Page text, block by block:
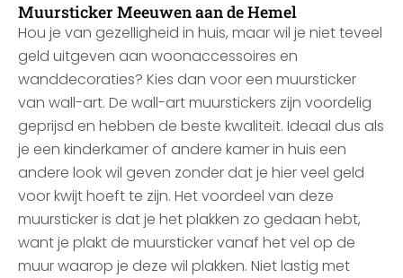
Muursticker Meeuwen aan de Hemel
Hou je van gezelligheid in huis, maar wil je niet teveel
geld uitgeven aan woonaccessoires en
wanddecoraties? Kies dan voor een muursticker
van wall-art. De wall-art muurstickers zijn voordelig
geprijsd en hebben de beste kwaliteit. Ideaal dus als
je een kinderkamer of andere kamer in huis een
andere look wil geven zonder dat je hier veel geld
voor kwijt hoeft te zijn. Het voordeel van deze
muursticker is dat je het plakken zo gedaan hebt,
want je plakt de muursticker vanaf het vel op de
muur waarop je deze wil plakken. Niet lastig met